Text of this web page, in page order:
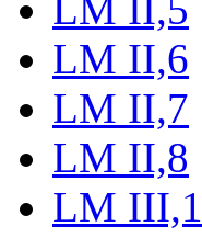
LM II,6
LM II,7
LM II,8
LM III,1